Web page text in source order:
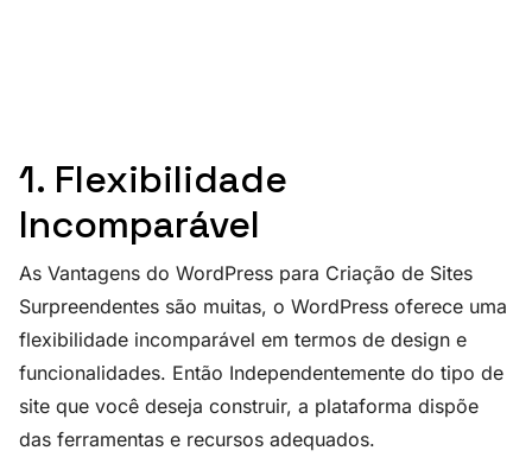
1. Flexibilidade
Incomparável
As Vantagens do WordPress para Criação de Sites
Surpreendentes são muitas, o WordPress oferece uma
flexibilidade incomparável em termos de design e
funcionalidades. Então Independentemente do tipo de
site que você deseja construir, a plataforma dispõe
das ferramentas e recursos adequados.